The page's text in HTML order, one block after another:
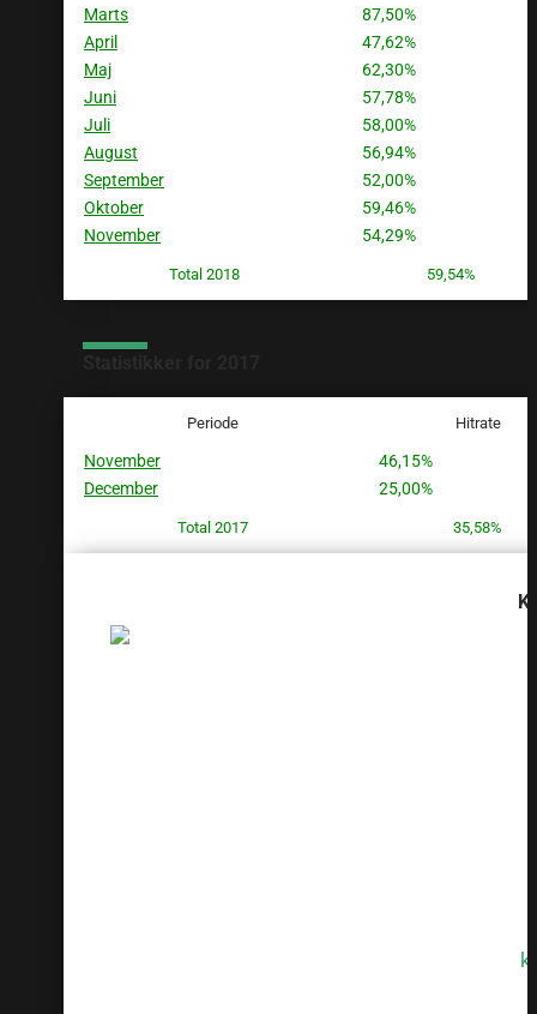
Marts
87,50%
April
47,62%
Maj
62,30%
Juni
57,78%
Juli
58,00%
August
56,94%
September
52,00%
Oktober
59,46%
November
54,29%
Total 2018 59,54%
Periode Hitrate
November
46,15%
December
25,00%
Total 2017 35,58%